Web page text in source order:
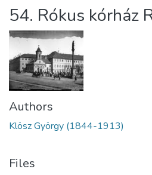
Statistics
About us
54. Rókus kórház
Authors
Klösz György (1844-1913)
Files